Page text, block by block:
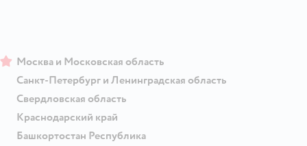
Москва и Московская область
Санкт-Петербург и Ленинградская область
Свердловская область
Краснодарский край
Башкортостан Республика